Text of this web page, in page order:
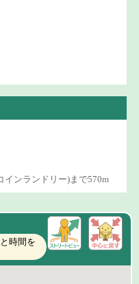
インランドリー)まで570m
時間を